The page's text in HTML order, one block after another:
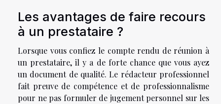
Les avantages de faire recours
à un prestataire ?
Lorsque vous confiez le compte rendu de réunion à
un prestataire, il y a de forte chance que vous ayez
un document de qualité. Le rédacteur professionnel
fait preuve de compétence et de professionnalisme
pour ne pas formuler de jugement personnel sur les